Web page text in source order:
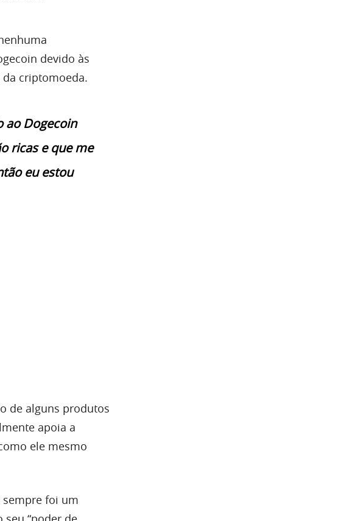
devido às
criptomoeda.
ao Dogecoin
ricas e que me
eu estou
de alguns produtos
apoia a
ele mesmo
sempre foi um